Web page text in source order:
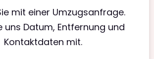
mit einer Umzugsanfrage.
uns Datum, Entfernung und
Kontaktdaten mit.